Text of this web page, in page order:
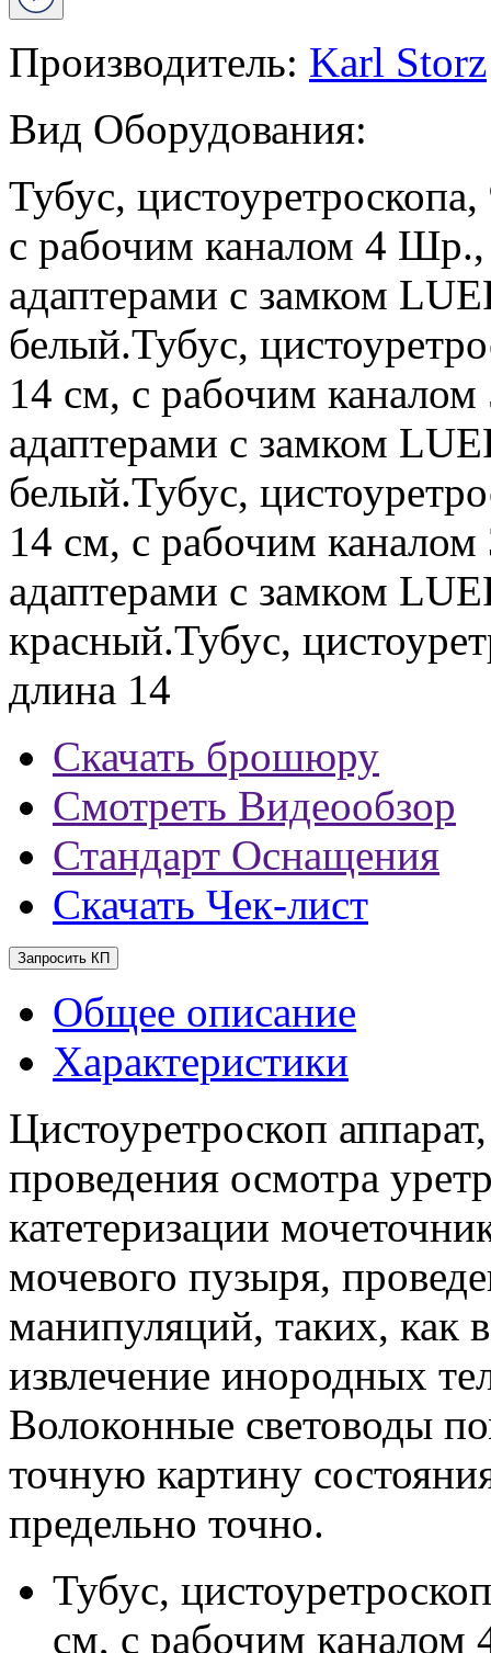
Производитель: Karl Storz
Вид Оборудования:
Тубус,
с рабочим каналом 4 Шр.,
адаптерами с замком
белый.Тубус,
14 см, с рабочим
адаптерами с замком
белый.Тубус,
14 см, с рабочим
адаптерами с замком
красный.Тубус,
длина 14
Скачать брошюру
Смотреть Видеообзор
Стандарт Оснащения
Скачать Чек-лист
Запросить КП
Общее описание
Характеристики
Цистоуретроскоп
проведения осмотра
катетеризации
мочевого пузыря,
манипуляций, таких, как
извлечение инородных
Волоконные световоды
точную картину
предельно точно.
Тубус,
см, с рабочим каналом